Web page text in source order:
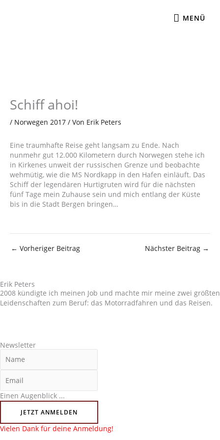
MENÜ
MENÜ
Schiff ahoi!
/ Norwegen 2017 / Von Erik Peters
Eine traumhafte Reise geht langsam zu Ende. Nach
nunmehr gut 12.000 Kilometern durch Norwegen stehe ich
in Kirkenes unweit der russischen Grenze und beobachte
wehmütig, wie die MS Nordkapp in den Hafen einläuft. Das
Schiff der legendären Hurtigruten wird für die nächsten
fünf Tage mein Zuhause sein und mich entlang der Küste
bis in die Stadt Bergen bringen…
← Vorheriger Beitrag Nächster Beitrag →
Erik Peters
2008 kündigte ich meinen Job und machte mir meine zwei größten
Leidenschaften zum Beruf: das Motorradfahren und das Reisen.
Newsletter
Einen Augenblick ...
JETZT ANMELDEN
Vielen Dank für deine Anmeldung!